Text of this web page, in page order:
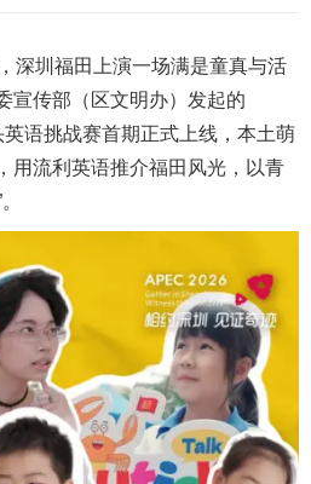
深圳福田上演一场满是童真与活
宣传部（区文明办）发起的
语挑战赛首期正式上线，本土萌
用流利英语推介福田风光，以青